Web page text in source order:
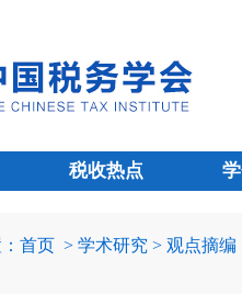
税收热点
首页 > 学术研究 > 观点摘编